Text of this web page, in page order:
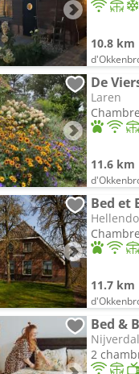
10.8 km
De
Laren
11.6 km
Bed et
11.7 km
Bed &
Nijverdal
2